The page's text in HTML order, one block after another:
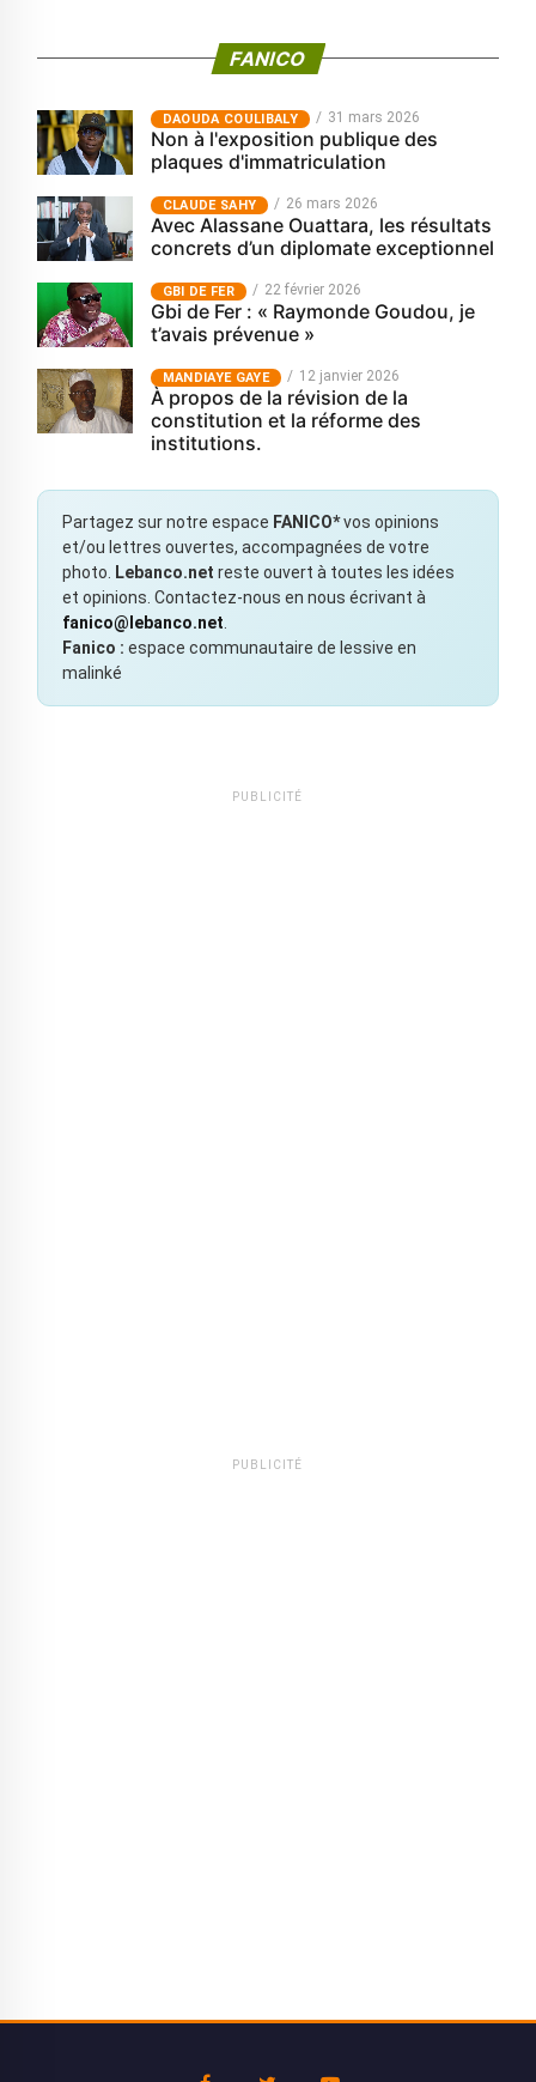
FANICO
‎DAOUDA COULIBALY 31 mars 2026
Non à l'exposition publique des
plaques d'immatriculation
CLAUDE SAHY 26 mars 2026
Avec Alassane Ouattara, les résultats
concrets d’un diplomate exceptionnel
GBI DE FER 22 février 2026
Gbi de Fer : « Raymonde Goudou, je
t’avais prévenue »
MANDIAYE GAYE 12 janvier 2026
À propos de la révision de la
constitution et la réforme des
institutions.
Partagez sur notre espace FANICO*vos opinions
et/ou lettres ouvertes, accompagnées de votre
photo.
Lebanco.net reste ouvert à toutes les idées
et opinions. Contactez-nous en nous écrivant à
fanico@lebanco.net
Fanico : espace communautaire de lessive en
malinké
PUBLICITÉ
PUBLICITÉ